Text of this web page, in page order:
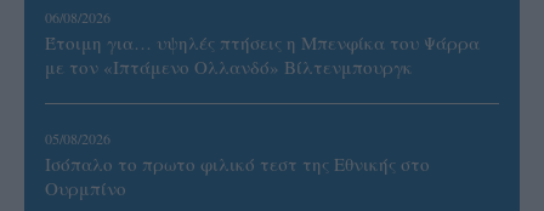
06/08/2026
Έτοιμη για… υψηλές πτήσεις η Μπενφίκα του Ψάρρα
με τον «Ιπτάμενο Ολλανδό» Βίλτενμπουργκ
05/08/2026
Ισόπαλο το πρωτο φιλικό τεστ της Εθνικής στο
Ουρμπίνο